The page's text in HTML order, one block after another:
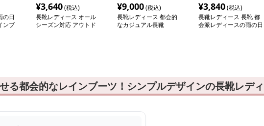
の日
ンブ
¥3,640(税込)
長靴レディース オール
シーズン対応 アウトド
¥9,000(税込)
長靴レディース 都会的
なカジュアル長靴
¥3,840(税込)
長靴レディース 長靴 都
会派レディースの雨の日
る都会的なレインブーツ！シンプルデザインの長靴レデ